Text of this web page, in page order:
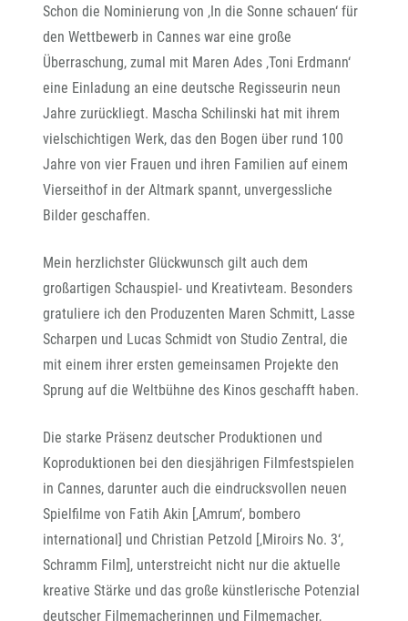
Schon die Nominierung von ‚In die Sonne schauen‘ für
den Wettbewerb in Cannes war eine große
Überraschung, zumal mit Maren Ades ‚Toni Erdmann‘
eine Einladung an eine deutsche Regisseurin neun
Jahre zurückliegt. Mascha Schilinski hat mit ihrem
vielschichtigen Werk, das den Bogen über rund 100
Jahre von vier Frauen und ihren Familien auf einem
Vierseithof in der Altmark spannt, unvergessliche
Bilder geschaffen.
Mein herzlichster Glückwunsch gilt auch dem
großartigen Schauspiel- und Kreativteam. Besonders
gratuliere ich den Produzenten Maren Schmitt, Lasse
Scharpen und Lucas Schmidt von Studio Zentral, die
mit einem ihrer ersten gemeinsamen Projekte den
Sprung auf die Weltbühne des Kinos geschafft haben.
Die starke Präsenz deutscher Produktionen und
Koproduktionen bei den diesjährigen Filmfestspielen
in Cannes, darunter auch die eindrucksvollen neuen
Spielfilme von Fatih Akin [‚Amrum‘, bombero
international] und Christian Petzold [‚Miroirs No. 3‘,
Schramm Film], unterstreicht nicht nur die aktuelle
kreative Stärke und das große künstlerische Potenzial
deutscher Filmemacherinnen und Filmemacher,